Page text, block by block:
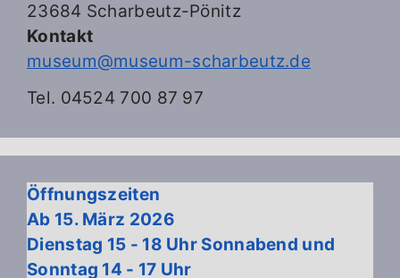
23684 Scharbeutz-Pönitz
Kontakt
museum@museum-scharbeutz.de
Tel. 04524 700 87 97
Öffnungszeiten
Ab 15. März 2026
Dienstag 15 - 18 Uhr Sonnabend und
Sonntag 14 - 17 Uhr